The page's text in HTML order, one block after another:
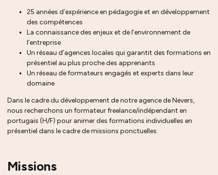
25 années d’expérience en pédagogie et en développement
des compétences
La connaissance des enjeux et de l’environnement de
l’entreprise
Un réseau d’agences locales qui garantit des formations en
présentiel au plus proche des apprenants
Un réseau de formateurs engagés et experts dans leur
domaine
Dans le cadre du développement de notre agence de Nevers,
nous recherchons un formateur freelance/indépendant en
portugais (H/F) pour animer des formations individuelles en
présentiel dans le cadre de missions ponctuelles.
Missions